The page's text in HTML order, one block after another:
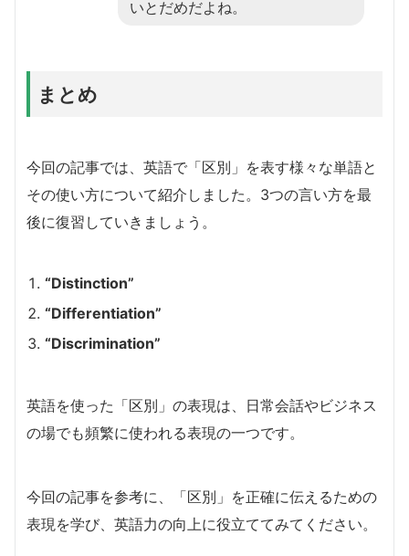
いとだめだよね。
まとめ
今回の記事では、英語で「区別」を表す様々な単語と
その使い方について紹介しました。3つの言い方を最
後に復習していきましょう。
“Distinction”
“Differentiation”
“Discrimination”
英語を使った「区別」の表現は、日常会話やビジネス
の場でも頻繁に使われる表現の一つです。
今回の記事を参考に、「区別」を正確に伝えるための
表現を学び、英語力の向上に役立ててみてください。